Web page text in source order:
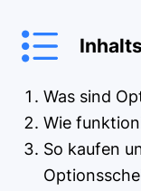
Was sind
Wie
So kaufen